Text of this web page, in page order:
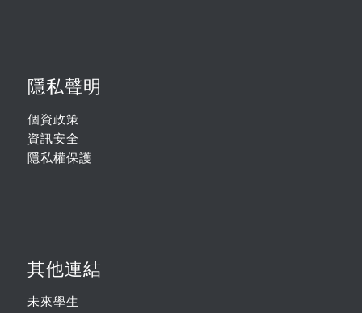
隱私聲明
個資政策
資訊安全
隱私權保護
其他連結
未來學生